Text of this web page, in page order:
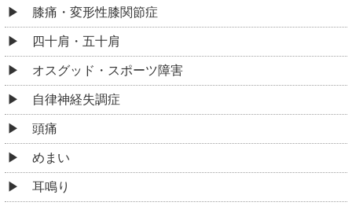
膝痛・変形性膝関節症
四十肩・五十肩
オスグッド・スポーツ障害
自律神経失調症
頭痛
めまい
耳鳴り